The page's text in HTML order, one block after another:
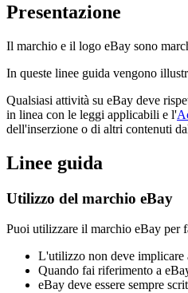
Presentazione
Il marchio e il logo eBay sono
In queste linee guida vengono
Qualsiasi attività su eBay deve
in linea con le leggi applicabili e l'
dell'inserzione o di altri contenuti
Linee guida
Utilizzo del marchio eBay
Puoi utilizzare il marchio eBay per
L'utilizzo non deve implicare
Quando fai riferimento a
eBay deve essere sempre